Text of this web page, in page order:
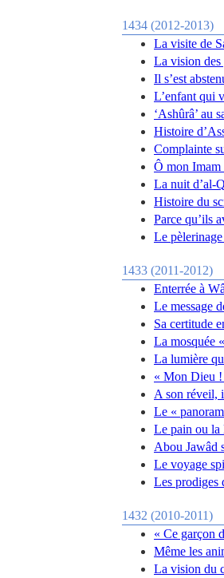
1434 (2012-2013)
La visite de
La vision des
Il s’est
L’enfant qui
‘Ashûrâ’ au
Histoire
Complainte
Ô mon Imam
La nuit d’al-
Histoire du
Parce qu’ils
Le
1433 (2011-2012)
Enterrée à
Le message
Sa certitude
La mosquée
La lumière
« Mon Dieu !
A son réveil,
Le «
Le pain ou la
Abou Jawâd
Le voyage
Les prodiges
1432 (2010-2011)
« Ce garçon
Même les
La vision du